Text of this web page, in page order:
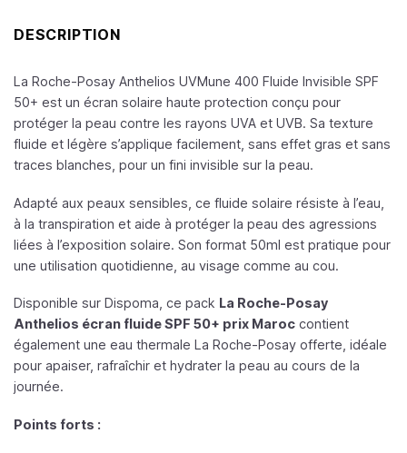
DESCRIPTION
La Roche-Posay Anthelios UVMune 400 Fluide Invisible SPF
50+ est un écran solaire haute protection conçu pour
protéger la peau contre les rayons UVA et UVB. Sa texture
fluide et légère s’applique facilement, sans effet gras et sans
traces blanches, pour un fini invisible sur la peau.
Adapté aux peaux sensibles, ce fluide solaire résiste à l’eau,
à la transpiration et aide à protéger la peau des agressions
liées à l’exposition solaire. Son format 50ml est pratique pour
une utilisation quotidienne, au visage comme au cou.
Disponible sur Dispoma, ce pack La Roche-Posay
Anthelios écran fluide SPF 50+ prix Maroc contient
également une eau thermale La Roche-Posay offerte, idéale
pour apaiser, rafraîchir et hydrater la peau au cours de la
journée.
Points forts :